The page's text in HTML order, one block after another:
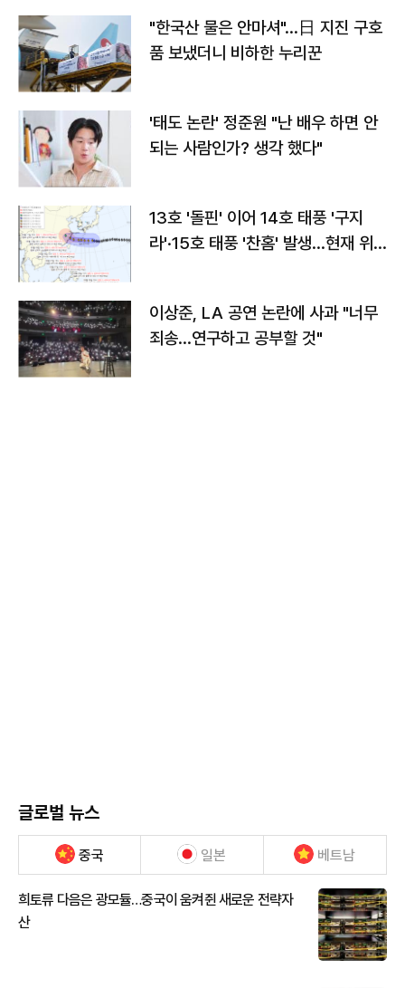
"한국산 물은 안마셔"…日 지진 구호
품 보냈더니 비하한 누리꾼
'태도 논란' 정준원 "난 배우 하면 안
되는 사람인가? 생각 했다"
13호 '돌핀' 이어 14호 태풍 '구지
라'·15호 태풍 '찬홈' 발생…현재 위
이상준, LA 공연 논란에 사과 "너무
죄송…연구하고 공부할 것"
글로벌 뉴스
중국 일본 베트남
희토류 다음은 광모듈…중국이 움켜쥔 새로운 전략자
산